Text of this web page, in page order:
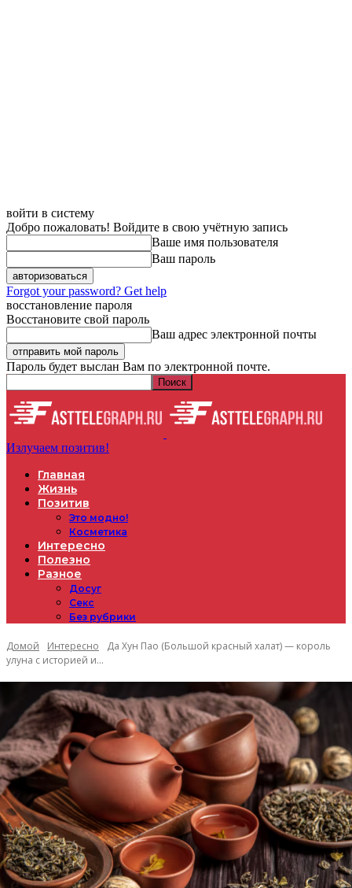
войти в систему
Добро пожаловать! Войдите в свою учётную запись
Ваше имя пользователя
Ваш пароль
Forgot your password? Get help
восстановление пароля
Восстановите свой пароль
Ваш адрес электронной почты
Пароль будет выслан Вам по электронной почте.
Излучаем позитив!
Главная
Жизнь
Позитив
Это модно!
Косметика
Интересно
Полезно
Разное
Досуг
Секс
Без рубрики
Домой Интересно
Да Хун Пао (Большой красный халат) — король
улуна с историей и...